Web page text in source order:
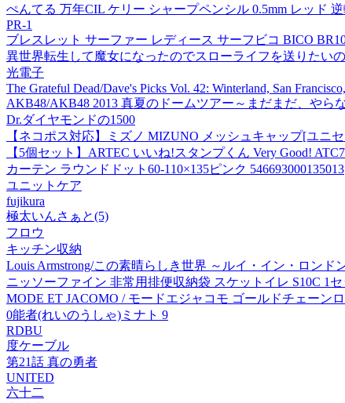
ぺんてる 万年CIL ケリー シャープペンシル 0.5mm レッド
PR-1
ブレスレット サーファー レディース サーフビコ BICO
異世界転生して魔女になったのでスローライフを送りたい
光電子
The Grateful Dead/Dave's Picks Vol. 42: Winterland, San
AKB48/AKB48 2013 真夏のドームツアー～まだまだ、やら
Dr.ダイヤモンドの1500
【ネコポス対応】ミズノ MIZUNO メッシュキャップ[ユニ
【5個セット】ARTEC いいね!スタンプくん Very Good!
カーテン ラウンドドット60-110×135ピンク 546693000135013
ユニットケア
fujikura
極太いんさぁと(5)
フロウ
キッチン収納
Louis Armstrong/この素晴らしき世界 ～ルイ・イン・ロン
ニッソーファイン 非常用排便収納袋 スケットイレ S10C 1セ
MODE ET JACOMO / モードエジャコモ ゴールドチェーン
0能者(れいのうしゃ)ミナト 9
RDBU
度ケーブル
第21話 真の勇者
UNITED
六十二